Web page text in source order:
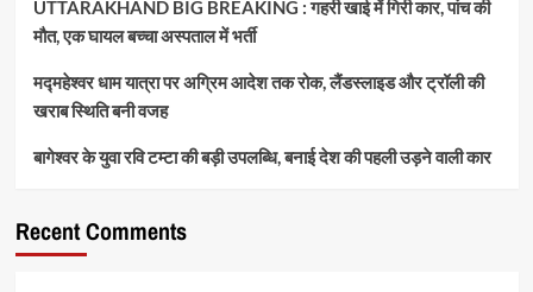
UTTARAKHAND BIG BREAKING : गहरी खाई में गिरी कार, पांच की
मौत, एक घायल बच्चा अस्पताल में भर्ती
मद्महेश्वर धाम यात्रा पर अग्रिम आदेश तक रोक, लैंडस्लाइड और ट्रॉली की
खराब स्थिति बनी वजह
बागेश्वर के युवा रवि टम्टा की बड़ी उपलब्धि, बनाई देश की पहली उड़ने वाली कार
Recent Comments